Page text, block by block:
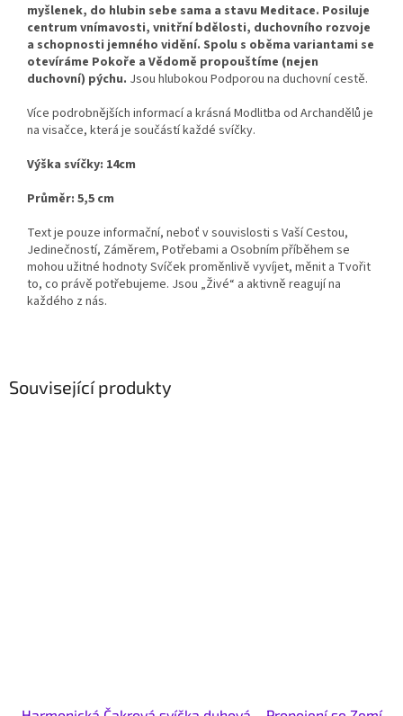
Související produkty
myšlenek, do hlubin sebe sama a stavu Meditace. Posiluje
centrum vnímavosti, vnitřní bdělosti, duchovního rozvoje
a schopnosti jemného vidění. Spolu s oběma variantami se
otevíráme Pokoře a Vědomě propouštíme (nejen
duchovní) pýchu. Jsou hlubokou Podporou na duchovní cestě.
Více podrobnějších informací a krásná Modlitba od Archandělů je
na visačce, která je součástí každé svíčky.
Výška svíčky: 14cm
Průměr: 5,5 cm
Text je pouze informační, neboť v souvislosti s Vaší Cestou,
Jedinečností, Záměrem, Potřebami a Osobním příběhem se
mohou užitné hodnoty Svíček proměnlivě vyvíjet, měnit a Tvořit
to, co právě potřebujeme. Jsou „Živé“ a aktivně reagují na
každého z nás.